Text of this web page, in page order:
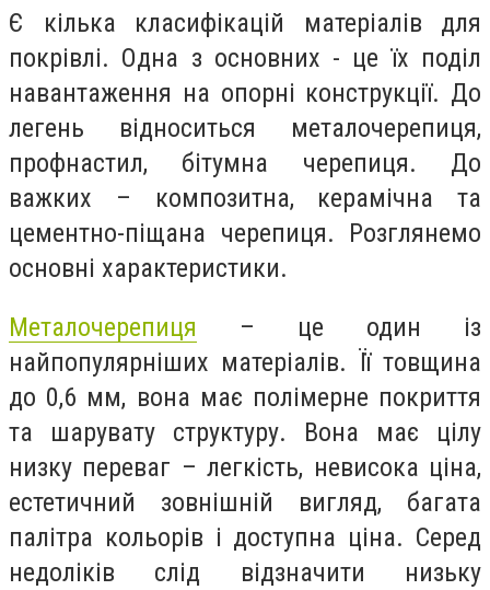
Є кілька класифікацій матеріалів для
покрівлі. Одна з основних - це їх поділ
навантаження на опорні конструкції. До
легень відноситься металочерепиця,
профнастил, бітумна черепиця. До
важких – композитна, керамічна та
цементно-піщана черепиця. Розглянемо
основні характеристики.
Металочерепиця – це один із
найпопулярніших матеріалів. Її товщина
до 0,6 мм, вона має полімерне покриття
та шарувату структуру. Вона має цілу
низку переваг – легкість, невисока ціна,
естетичний зовнішній вигляд, багата
палітра кольорів і доступна ціна. Серед
недоліків слід відзначити низьку